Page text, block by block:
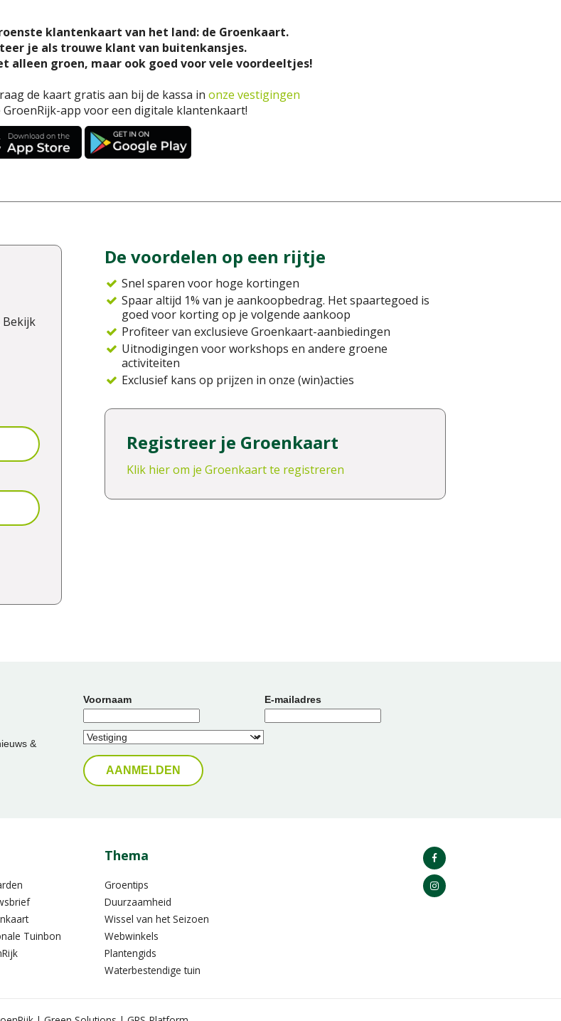
klantenkaart van het land: de Groenkaart.
je als trouwe klant van buitenkansjes.
alleen groen, maar ook goed voor vele voordeeltjes!
de kaart gratis aan bij de kassa in onze vestigingen
app voor een digitale klantenkaart!
De voordelen op een rijtje
Snel sparen voor hoge kortingen
Spaar altijd 1% van je aankoopbedrag. Het spaartegoed is
goed voor korting op je volgende aankoop
Profiteer van exclusieve Groenkaart-aanbiedingen
Uitnodigingen voor workshops en andere groene
activiteiten
Exclusief kans op prijzen in onze (win)acties
Registreer je Groenkaart
Klik hier om je Groenkaart te registreren
&
Voornaam E-mailadres
Tuinbon
Thema
Groentips
Duurzaamheid
Wissel van het Seizoen
Webwinkels
Plantengids
Waterbestendige tuin